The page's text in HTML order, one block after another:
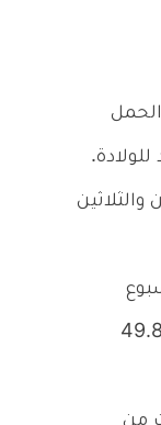
الثامن والثلاثين من الحمل حوالي 49.8